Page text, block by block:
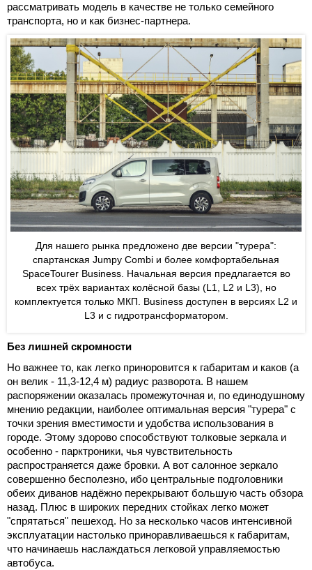
рассматривать модель в качестве не только семейного
транспорта, но и как бизнес-партнера.
Для нашего рынка предложено две версии "турера":
спартанская Jumpy Combi и более комфортабельная
SpaceTourer Business. Начальная версия предлагается во
всех трёх вариантах колёсной базы (L1, L2 и L3), но
комплектуется только МКП. Business доступен в версиях L2 и
L3 и с гидротрансформатором.
Без лишней скромности
Но важнее то, как легко приноровится к габаритам и каков (а
он велик - 11,3-12,4 м) радиус разворота. В нашем
распоряжении оказалась промежуточная и, по единодушному
мнению редакции, наиболее оптимальная версия "турера" с
точки зрения вместимости и удобства использования в
городе. Этому здорово способствуют толковые зеркала и
особенно - парктроники, чья чувствительность
распространяется даже бровки. А вот салонное зеркало
совершенно бесполезно, ибо центральные подголовники
обеих диванов надёжно перекрывают большую часть обзора
назад. Плюс в широких передних стойках легко может
"спрятаться" пешеход. Но за несколько часов интенсивной
эксплуатации настолько приноравливаешься к габаритам,
что начинаешь наслаждаться легковой управляемостью
автобуса.